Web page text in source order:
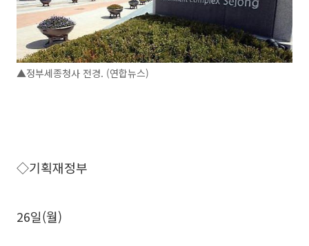
▲정부세종청사 전경. (연합뉴스)
◇기획재정부
26일(월)